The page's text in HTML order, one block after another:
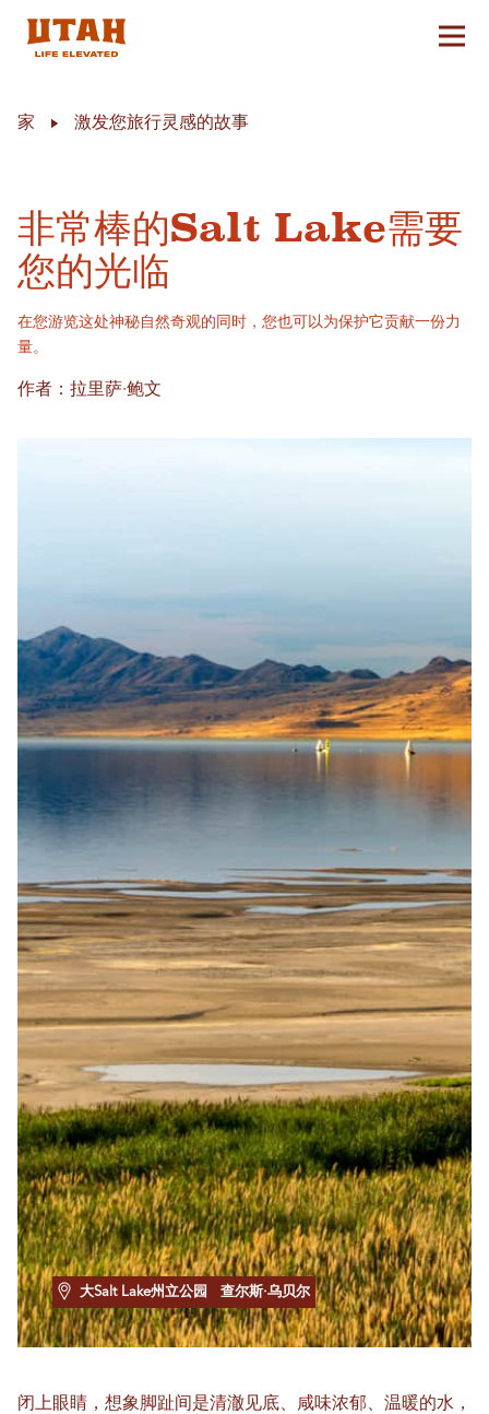
切换
家 激发您旅行灵感的故事
非常棒的Salt Lake需要
您的光临
在您游览这处神秘自然奇观的同时，您也可以为保护它贡献一份力
量。
作者：拉里萨·鲍文
大Salt Lake州立公园 查尔斯·乌贝尔
闭上眼睛，想象脚趾间是清澈见底、咸味浓郁、温暖的水，